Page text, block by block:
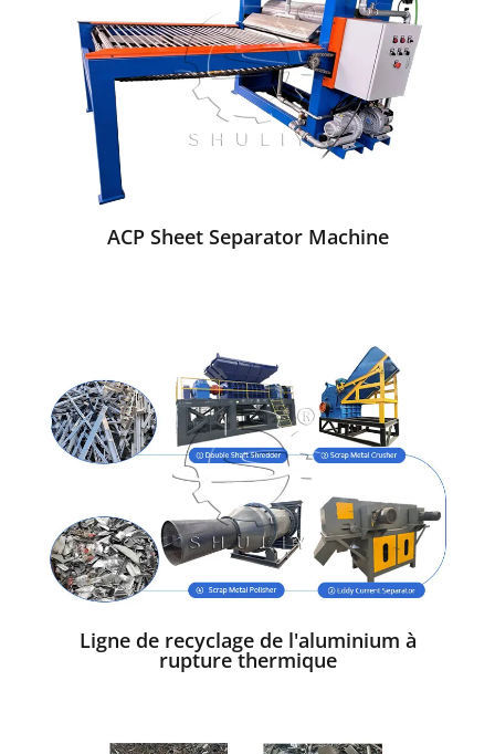
ACP Sheet Separator Machine
Ligne de recyclage de l'aluminium à
rupture thermique